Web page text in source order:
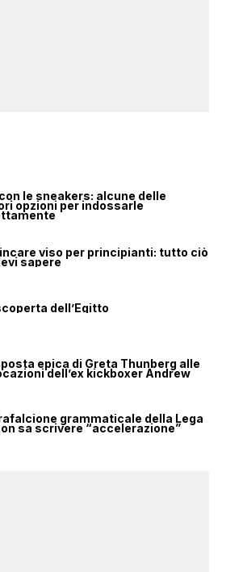
le sneakers: alcune delle
opzioni per indossarle
viso per principianti: tutto ciò
sapere
dell’Egitto
epica di Greta Thunberg alle
dell’ex kickboxer Andrew
grammaticale della Lega
sa scrivere “accelerazione”